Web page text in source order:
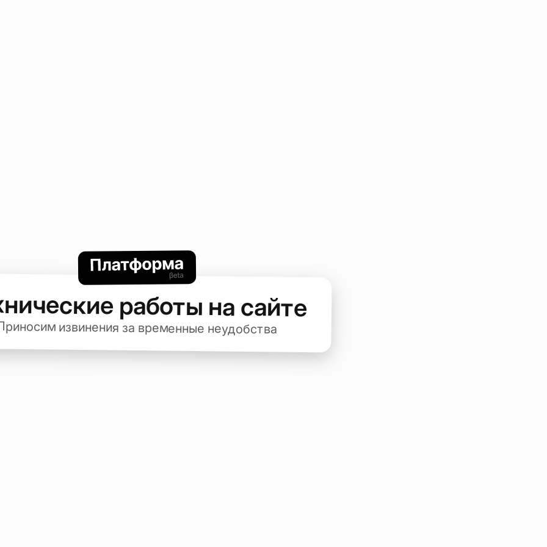
работы на сайте
извинения за временные неудобства